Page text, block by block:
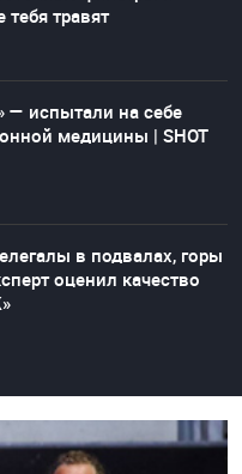
травят
— испытали на себе
медицины | SHOT
в подвалах, горы
оценил качество